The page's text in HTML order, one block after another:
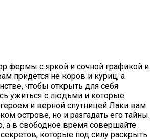
фермы с яркой и сочной графикой и
придется не коров и куриц, а
чтобы открыть для себя
ужиться с людьми и которые
и верной спутницей Лаки вам
острове, но и разгадать его тайны.
а в свободное время совершайте
которые под силу раскрыть